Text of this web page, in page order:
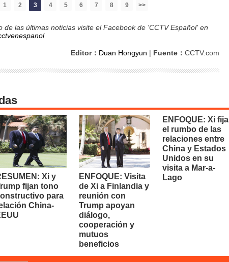
1 2 3 4 5 6 7 8 9 >>
de las últimas noticias visite el Facebook de 'CCTV Español' en
Editor： Duan Hongyun | Fuente： CCTV.com
Xi y
fijan tono
para
China-
ENFOQUE: Visita
de Xi a Finlandia y
reunión con
Trump apoyan
diálogo,
cooperación y
mutuos
beneficios
ENFOQUE: Xi fija
el rumbo de las
relaciones entre
China y Estados
Unidos en su
visita a Mar-a-
Lago